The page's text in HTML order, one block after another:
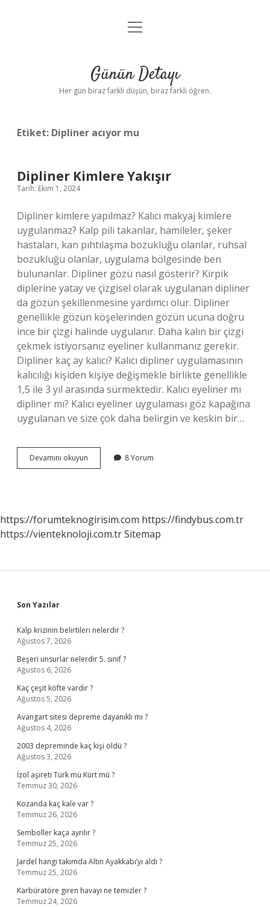
Anasayfa
Yasal Uyarı
menüyü
Günün Detayı
Her gün biraz farklı düşün, biraz farklı öğren.
Etiket: Dipliner acıyor mu
Dipliner Kimlere Yakışır
Tarih: Ekim 1, 2024
Dipliner kimlere yapılmaz? Kalıcı makyaj kimlere
uygulanmaz? Kalp pili takanlar, hamileler, şeker
hastaları, kan pıhtılaşma bozukluğu olanlar, ruhsal
bozukluğu olanlar, uygulama bölgesinde ben
bulunanlar. Dipliner gözü nasıl gösterir? Kirpik
diplerine yatay ve çizgisel olarak uygulanan dipliner
da gözün şekillenmesine yardımcı olur. Dipliner
genellikle gözün köşelerinden gözün ucuna doğru
ince bir çizgi halinde uygulanır. Daha kalın bir çizgi
çekmek istiyorsanız eyeliner kullanmanız gerekir.
Dipliner kaç ay kalıcı? Kalıcı dipliner uygulamasının
kalıcılığı kişiden kişiye değişmekle birlikte genellikle
1,5 ile 3 yıl arasında sürmektedir. Kalıcı eyeliner mı
dipliner mı? Kalıcı eyeliner uygulaması göz kapağına
uygulanan ve size çok daha belirgin ve keskin bir…
Devamını okuyun Dipliner
Kimlere
8 Yorum
https://forumteknogirisim.com https://findybus.com.tr
https://vienteknoloji.com.trSitemap
Sidebar
Son Yazılar
Kalp krizinin belirtileri nelerdir ?
Ağustos 7, 2026
Beşeri unsurlar nelerdir 5. sınıf ?
Ağustos 6, 2026
Kaç çeşit köfte vardır ?
Ağustos 5, 2026
Avangart sitesi depreme dayanıklı mı ?
Ağustos 4, 2026
2003 depreminde kaç kişi öldü ?
Ağustos 3, 2026
İzol aşireti Türk mü Kürt mü ?
Temmuz 30, 2026
Kozanda kaç kale var ?
Temmuz 26, 2026
Semboller kaça ayrılır ?
Temmuz 25, 2026
Jardel hangi takımda Altın Ayakkabı’yı aldı ?
Temmuz 25, 2026
Karbüratöre giren havayı ne temizler ?
Temmuz 24, 2026